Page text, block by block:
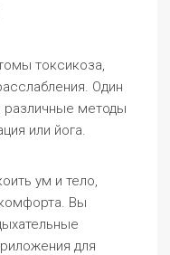
токсикоза,
Один
различные методы
или йога.
ум и тело,
Вы
для